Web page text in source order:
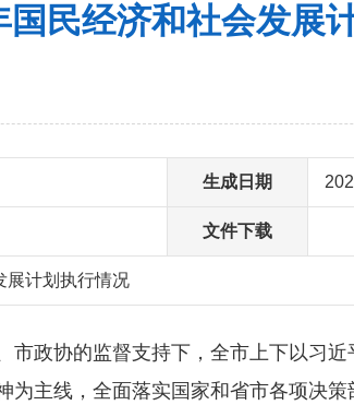
国民经济和社会发展
生成日期
文件下载
展计划执行情况
政协的监督支持下，全市上下以习近
主线，全面落实国家和省市各项决